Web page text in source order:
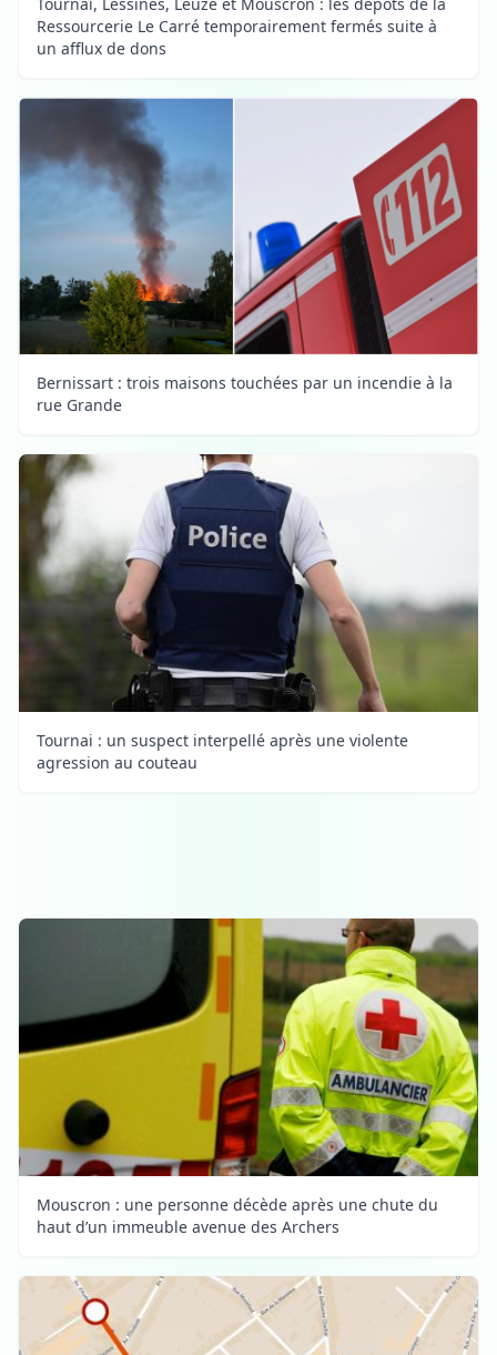
Ressourcerie Le Carré temporairement fermés suite à
un afflux de dons
Bernissart : trois maisons touchées par un incendie à la
rue Grande
Tournai : un suspect interpellé après une violente
agression au couteau
Mouscron : une personne décède après une chute du
haut d’un immeuble avenue des Archers